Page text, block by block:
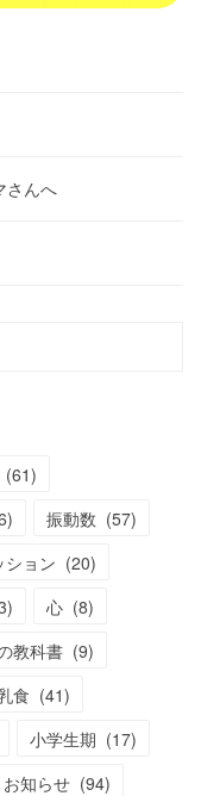
さんへ
(61)
) 振動数 (57)
ション (20)
) 心 (8)
教科書 (9)
食 (41)
小学生期 (17)
お知らせ (94)